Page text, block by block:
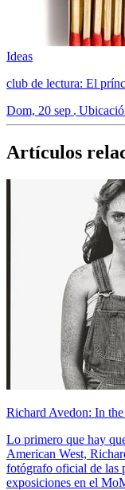
Ideas
club de lectura: El
Dom, 20 sep
Artículos
Richard Avedon: In
Lo primero que hay
American West,
fotógrafo oficial de las
exposiciones en el